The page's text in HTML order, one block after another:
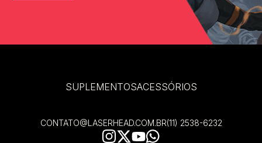
SUPLEMENTOSACESSÓRIOS
CONTATO@LASERHEAD.COM.BR(11) 2538-6232